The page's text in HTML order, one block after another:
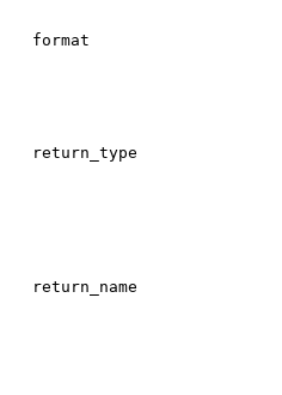
format
return_type
return_name